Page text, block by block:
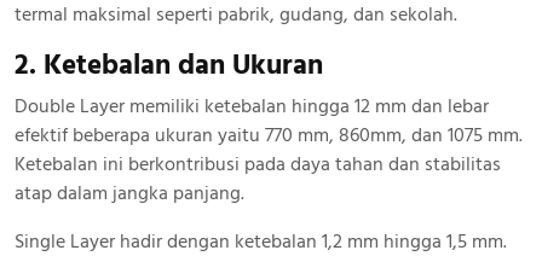
termal maksimal seperti pabrik, gudang, dan sekolah.
2. Ketebalan dan Ukuran
Double Layer memiliki ketebalan hingga 12 mm dan lebar
efektif beberapa ukuran yaitu 770 mm, 860mm, dan 1075 mm.
Ketebalan ini berkontribusi pada daya tahan dan stabilitas
atap dalam jangka panjang.
Single Layer hadir dengan ketebalan 1,2 mm hingga 1,5 mm.